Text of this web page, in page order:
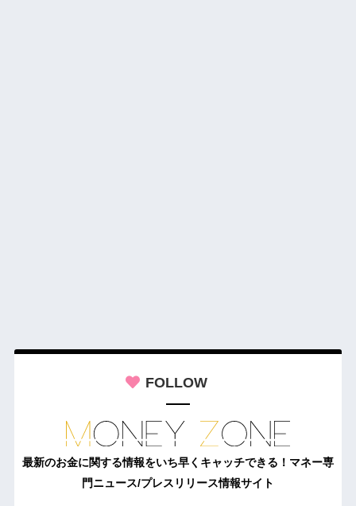
FOLLOW
最新のお金に関する情報をいち早くキャッチできる！マネー専
門ニュース/プレスリリース情報サイト